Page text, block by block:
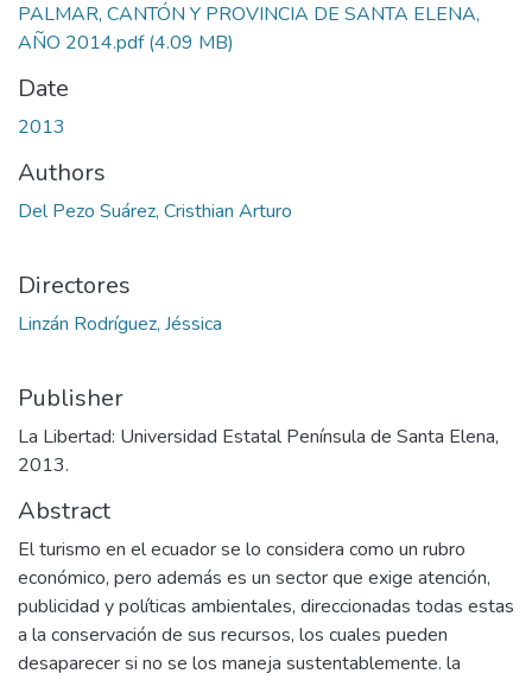
PALMAR, CANTÓN Y PROVINCIA DE SANTA ELENA,
AÑO 2014.pdf(4.09 MB)
Date
2013
Authors
Del Pezo Suárez, Cristhian Arturo
Directores
Linzán Rodríguez, Jéssica
Publisher
La Libertad: Universidad Estatal Península de Santa Elena,
2013.
Abstract
El turismo en el ecuador se lo considera como un rubro
económico, pero además es un sector que exige atención,
publicidad y políticas ambientales, direccionadas todas estas
a la conservación de sus recursos, los cuales pueden
desaparecer si no se los maneja sustentablemente. la